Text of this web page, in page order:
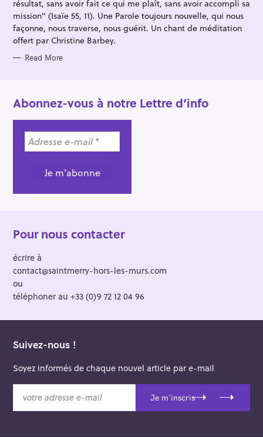
résultat, sans avoir fait ce qui me plaît, sans avoir accompli sa
mission" (Isaïe 55, 11). Une Parole toujours nouvelle, qui nous
façonne, nous traverse, nous guérit. Un chant de méditation
offert par Christine Barbey.
Read More
Abonnez-vous à notre Lettre d’info
Pour nous contacter
écrire à
contact@saintmerry-hors-les-murs.com
ou
téléphoner au +33 (0)9 72 12 04 96
Suivez-nous !
Soyez informés de chaque nouvel article par e-mail
t
Je m'inscris